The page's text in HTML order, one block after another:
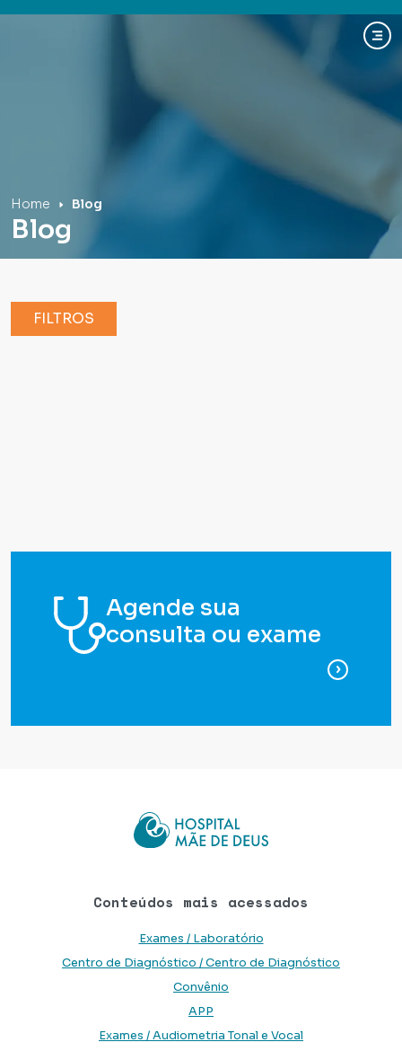
Home Blog
Blog
FILTROS
Agende sua
consulta ou exame
para
Conteúdos mais acessados
Exames / Laboratório
Centro de Diagnóstico / Centro de Diagnóstico
Convênio
APP
Exames / Audiometria Tonal e Vocal